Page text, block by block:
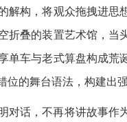
解构，将观众拖拽进思
折叠的装置艺术馆，当
单车与老式算盘构成荒
的舞台语法，构建出
话，不再将讲故事作